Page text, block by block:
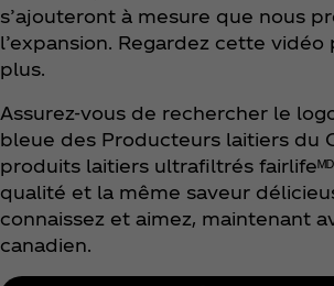
s’ajouteront à mesure que nous
l’expansion. Regardez cette vidéo
plus.
Assurez-vous de rechercher le
bleue des Producteurs laitiers du
produits laitiers ultrafiltrés
qualité et la même saveur
connaissez et aimez, maintenant
canadien.